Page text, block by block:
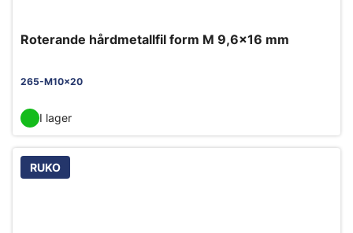
Roterande hårdmetallfil form M 9,6x16 mm
265-M10x20
I lager
RUKO